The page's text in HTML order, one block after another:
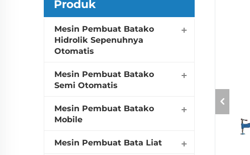
Produk
Mesin Pembuat Batako
Hidrolik Sepenuhnya
Otomatis
Mesin Pembuat Batako
Semi Otomatis
Mesin Pembuat Batako
Mobile
Mesin Pembuat Bata Liat